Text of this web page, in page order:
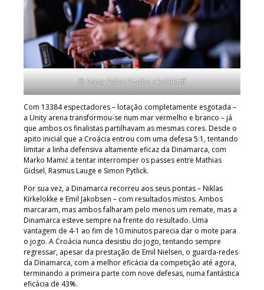
© Sasa Pahic Szabo / kolektiff
Com 13384 espectadores – lotação completamente esgotada –
a Unity arena transformou-se num mar vermelho e branco – já
que ambos os finalistas partilhavam as mesmas cores. Desde o
apito inicial que a Croácia entrou com uma defesa 5:1, tentando
limitar a linha defensiva altamente eficaz da Dinamarca, com
Marko Mamić a tentar interromper os passes entre Mathias
Gidsel, Rasmus Lauge e Simon Pytlick.
Por sua vez, a Dinamarca recorreu aos seus pontas – Niklas
Kirkelokke e Emil Jakobsen – com resultados mistos. Ambos
marcaram, mas ambos falharam pelo menos um remate, mas a
Dinamarca esteve sempre na frente do resultado. Uma
vantagem de 4-1 ao fim de 10 minutos parecia dar o mote para
o jogo. A Croácia nunca desistiu do jogo, tentando sempre
regressar, apesar da prestação de Emil Nielsen, o guarda-redes
da Dinamarca, com a melhor eficácia da competição até agora,
terminando a primeira parte com nove defesas, numa fantástica
eficácia de 43%.